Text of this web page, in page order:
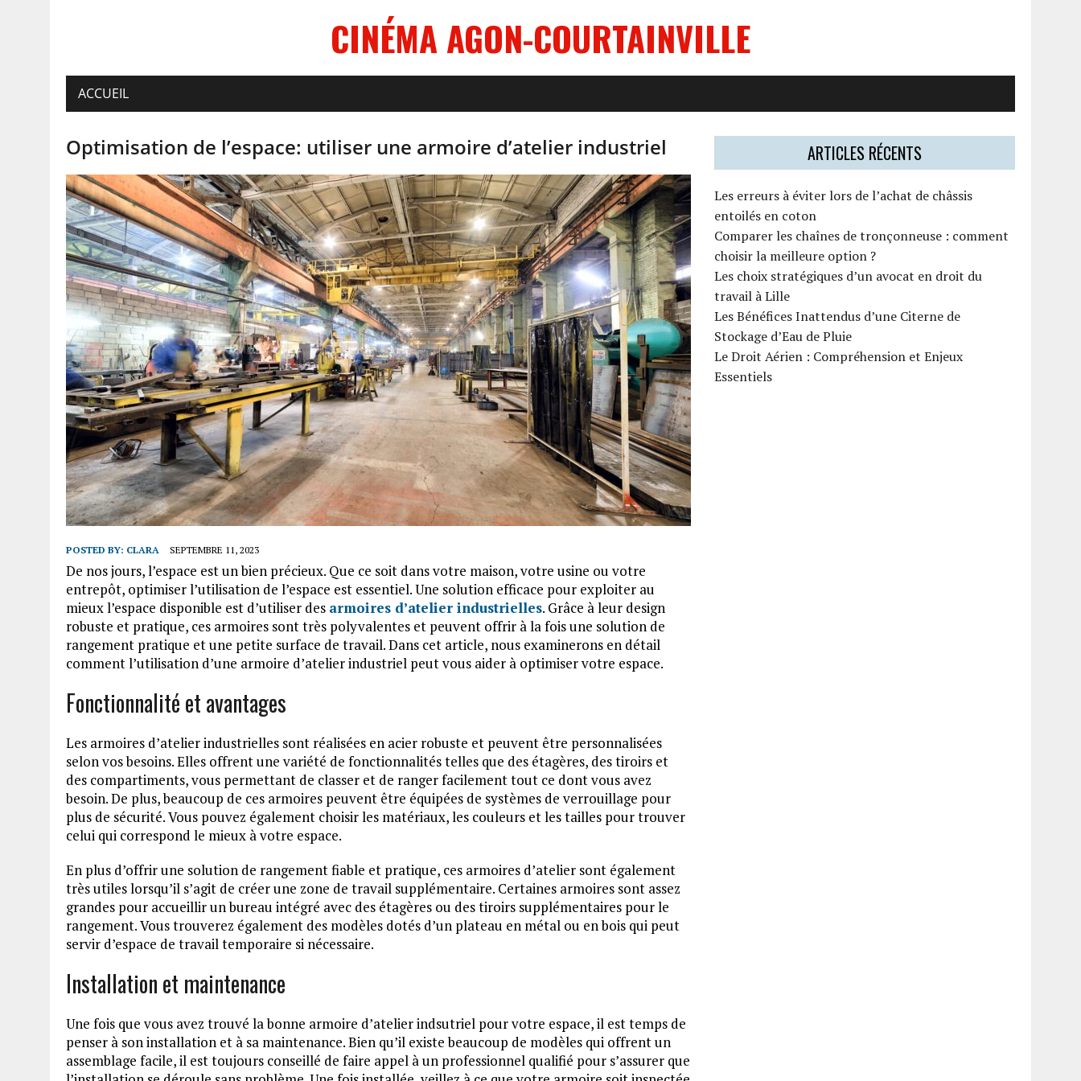
CINÉMA AGON-COURTAINVILLE
ACCUEIL
Optimisation de l’espace: utiliser une armoire d’atelier industriel
POSTED BY: CLARA SEPTEMBRE 11, 2023
De nos jours, l’espace est un bien précieux. Que ce soit dans votre maison, votre usine ou votre
entrepôt, optimiser l’utilisation de l’espace est essentiel. Une solution efficace pour exploiter au
mieux l’espace disponible est d’utiliser des armoires d’atelier industrielles. Grâce à leur design
robuste et pratique, ces armoires sont très polyvalentes et peuvent offrir à la fois une solution de
rangement pratique et une petite surface de travail. Dans cet article, nous examinerons en détail
comment l’utilisation d’une armoire d’atelier industriel peut vous aider à optimiser votre espace.
Fonctionnalité et avantages
Les armoires d’atelier industrielles sont réalisées en acier robuste et peuvent être personnalisées
selon vos besoins. Elles offrent une variété de fonctionnalités telles que des étagères, des tiroirs et
des compartiments, vous permettant de classer et de ranger facilement tout ce dont vous avez
besoin. De plus, beaucoup de ces armoires peuvent être équipées de systèmes de verrouillage pour
plus de sécurité. Vous pouvez également choisir les matériaux, les couleurs et les tailles pour trouver
celui qui correspond le mieux à votre espace.
En plus d’offrir une solution de rangement fiable et pratique, ces armoires d’atelier sont également
très utiles lorsqu’il s’agit de créer une zone de travail supplémentaire. Certaines armoires sont assez
grandes pour accueillir un bureau intégré avec des étagères ou des tiroirs supplémentaires pour le
rangement. Vous trouverez également des modèles dotés d’un plateau en métal ou en bois qui peut
servir d’espace de travail temporaire si nécessaire.
Installation et maintenance
Une fois que vous avez trouvé la bonne armoire d’atelier indsutriel pour votre espace, il est temps de
penser à son installation et à sa maintenance. Bien qu’il existe beaucoup de modèles qui offrent un
assemblage facile, il est toujours conseillé de faire appel à un professionnel qualifié pour s’assurer que
ARTICLES RÉCENTS
Les erreurs à éviter lors de l’achat de châssis
entoilés en coton
Comparer les chaînes de tronçonneuse : comment
choisir la meilleure option ?
Les choix stratégiques d’un avocat en droit du
travail à Lille
Les Bénéfices Inattendus d’une Citerne de
Stockage d’Eau de Pluie
Le Droit Aérien : Compréhension et Enjeux
Essentiels